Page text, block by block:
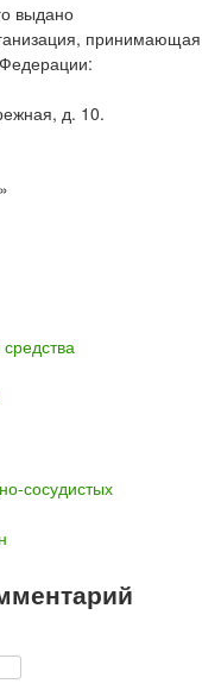
выдано
принимающая
д. 10.
сосудистых